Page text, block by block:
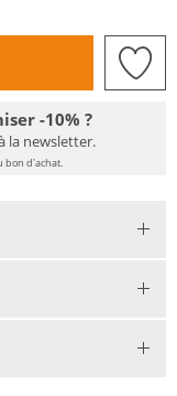
-10% ?
la newsletter.
bon d'achat.